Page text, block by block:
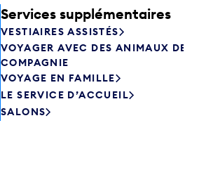
Services supplémentaires
VESTIAIRES ASSISTÉS
VOYAGER AVEC DES ANIMAUX DE
COMPAGNIE
VOYAGE EN FAMILLE
LE SERVICE D’ACCUEIL
SALONS